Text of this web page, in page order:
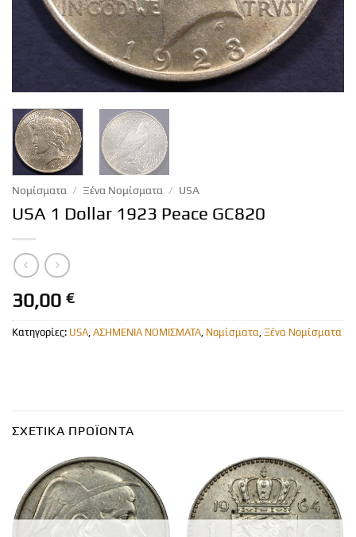
Νομίσματα / Ξένα Νομίσματα / USA
USA 1 Dollar 1923 Peace GC820
30,00 €
Κατηγορίες: USA ΑΣΗΜΕΝΙΑ ΝΟΜΙΣΜΑΤΑ Νομίσματα Ξένα Νομίσματα
ΣΧΕΤΙΚΆ ΠΡΟΪΌΝΤΑ